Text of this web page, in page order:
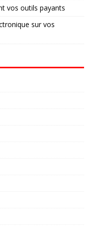
vos outils payants
sur vos